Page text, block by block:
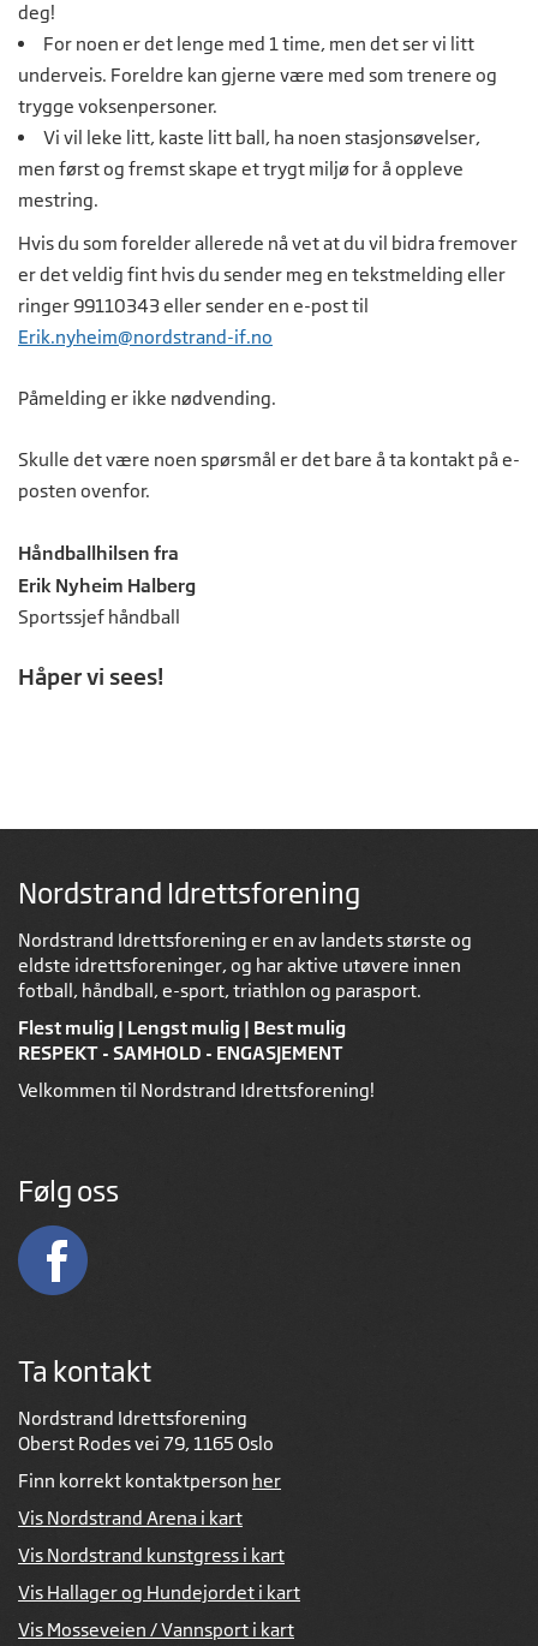
deg!
For noen er det lenge med 1 time, men det ser vi litt
underveis. Foreldre kan gjerne være med som trenere og
trygge voksenpersoner.
Vi vil leke litt, kaste litt ball, ha noen stasjonsøvelser,
men først og fremst skape et trygt miljø for å oppleve
mestring.
Hvis du som forelder allerede nå vet at du vil bidra fremover
er det veldig fint hvis du sender meg en tekstmelding eller
ringer 99110343 eller sender en e-post til
Erik.nyheim@nordstrand-if.no
Påmelding er ikke nødvending.
Skulle det være noen spørsmål er det bare å ta kontakt på e-
posten ovenfor.
Håndballhilsen fra
Erik Nyheim Halberg
Sportssjef håndball
Håper vi sees!
Nordstrand Idrettsforening
Nordstrand Idrettsforening er en av landets største og
eldste idrettsforeninger, og har aktive utøvere innen
fotball, håndball, e-sport, triathlon og parasport.
Flest mulig | Lengst mulig | Best mulig
RESPEKT - SAMHOLD - ENGASJEMENT
Velkommen til Nordstrand Idrettsforening!
Følg oss
Ta kontakt
Nordstrand Idrettsforening
Oberst Rodes vei 79, 1165 Oslo
Finn korrekt kontaktperson her
Vis Nordstrand Arena i kart
Vis Nordstrand kunstgress i kart
Vis Hallager og Hundejordet i kart
Vis Mosseveien / Vannsport i kart